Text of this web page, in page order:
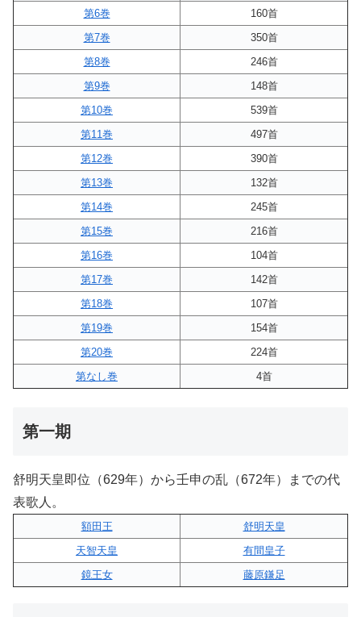
第6巻
160首
第7巻
350首
第8巻
246首
第9巻
148首
第10巻
539首
第11巻
497首
第12巻
390首
第13巻
132首
第14巻
245首
第15巻
216首
第16巻
104首
第17巻
142首
第18巻
107首
第19巻
154首
第20巻
224首
第なし巻
4首
第一期
舒明天皇即位（629年）から壬申の乱（672年）までの代
表歌人。
額田王
舒明天皇
天智天皇
有間皇子
鏡王女
藤原鎌足